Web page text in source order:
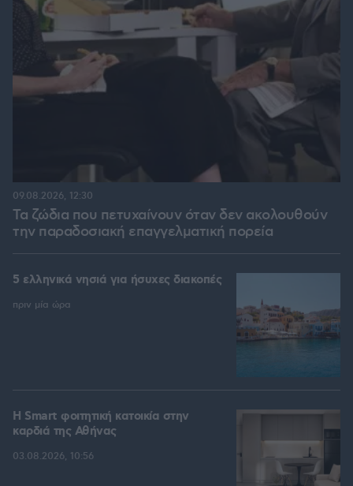
Τα ζώδια που πετυχαίνουν όταν δεν ακολουθούν
την παραδοσιακή επαγγελματική πορεία
09.08.2026, 12:30
5 ελληνικά νησιά για ήσυχες διακοπές
πριν μία ώρα
Η Smart φοιτητική κατοικία στην
καρδιά της Αθήνας
03.08.2026, 10:56